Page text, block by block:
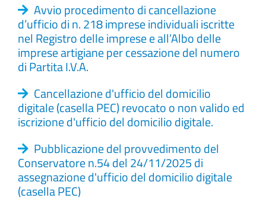
Avvio procedimento di cancellazione
d’ufficio di n. 218 imprese individuali iscritte
nel Registro delle imprese e all’Albo delle
imprese artigiane per cessazione del numero
di Partita I.V.A.
Cancellazione d'ufficio del domicilio
digitale (casella PEC) revocato o non valido ed
iscrizione d'ufficio del domicilio digitale.
Pubblicazione del provvedimento del
Conservatore n.54 del 24/11/2025 di
assegnazione d'ufficio del domicilio digitale
(casella PEC)